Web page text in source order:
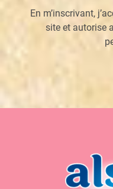
En m’inscrivant,
site et autorise